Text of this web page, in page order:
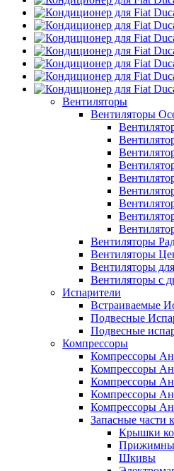
Вентиляторы
Вентиляторы
Вентиляторы
Вентиляторы
Вентиляторы
Вентиляторы с
Испарители
Встраиваемые
Подвесные
Подвесные
Компрессоры
Компрессоры
Компрессоры
Компрессоры
Компрессоры
Компрессоры
Запасные части
Крышки
Шкивы